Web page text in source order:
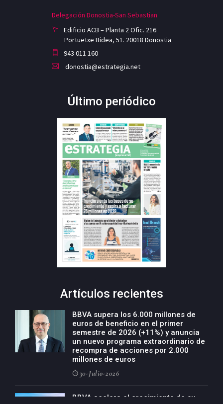
Delegación Donostia-San Sebastian
Edificio ACB – Planta 2 Ofic. 216
Portuetxe Bidea, 51. 20018 Donostia
943 011 160
donostia@estrategia.net
Último periódico
Artículos recientes
BBVA supera los 6.000 millones de
euros de beneficio en el primer
semestre de 2026 (+11%) y anuncia
un nuevo programa extraordinario de
recompra de acciones por 2.000
millones de euros
30-Julio-2026
BBVA acelera el crecimiento de su